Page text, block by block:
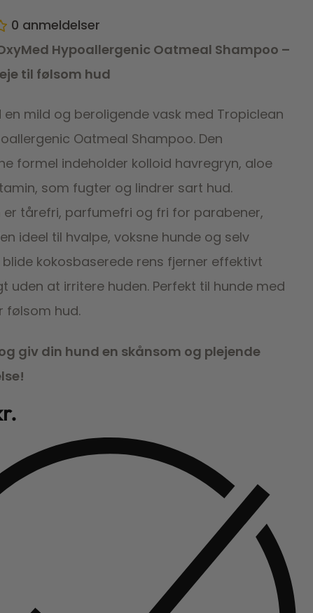
0 anmeldelser
Hypoallergenic Oatmeal Shampoo –
til følsom hud
en mild og beroligende vask med Tropiclean
Oatmeal Shampoo. Den
formel indeholder kolloid havregryn, aloe
som fugter og lindrer sart hud.
er tårefri, parfumefri og fri for parabener,
ideel til hvalpe, voksne hunde og selv
blide kokosbaserede rens fjerner effektivt
uden at irritere huden. Perfekt til hunde med
følsom hud.
giv din hund en skånsom og plejende